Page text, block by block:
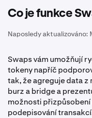
Co je funkce
Naposledy aktualizováno:
Swaps vám umožňují
tokeny napříč
tak, že agreguje data
burz a bridge a
možnosti
podepisování